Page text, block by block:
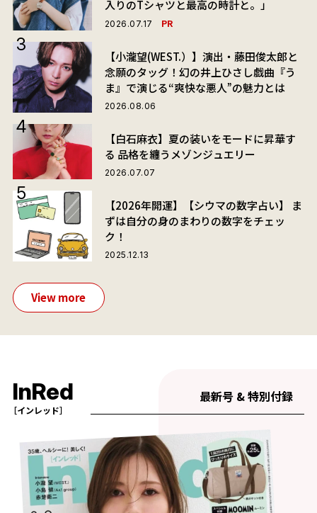
入りのTシャツと最高の時計と。」
2026.07.17 PR
【小瀧望(WEST.）】演出・藤田俊太郎と
念願のタッグ！幻の井上ひさし戯曲『う
ま』で演じる“爽快な悪人”の魅力とは
2026.08.06
【白石麻衣】夏の装いをモードに昇華す
る 品格を纏うメゾンジュエリー
2026.07.07
【2026年開運】【シウマの数字占い】 ま
ずは自分の身のまわりの数字をチェッ
ク！
2025.12.13
View more
InRed
［インレッド］
最新号 & 特別付録